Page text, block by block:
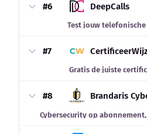
#6 DeepCalls
Test jouw
#7
Gratis de juiste
#8 Brandaris
Cybersecurity op